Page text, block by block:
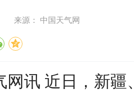
来源： 中国天气网
网讯 近日，新